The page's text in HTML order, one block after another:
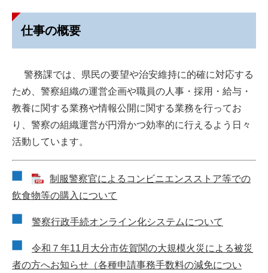
仕事の概要
警務課では、県民の要望や治安維持に的確に対応する
ため、警察組織の運営企画や職員の人事・採用・給与・
教養に関する業務や情報公開に関する業務を行ってお
り、警察の組織運営が円滑かつ効率的に行えるよう日々
活動しています。
制服警察官によるコンビニエンスストア等での
飲食物等の購入について
警察行政手続オンライン化システムについて
令和７年11月大分市佐賀関の大規模火災による被災
者の方へお知らせ（各種申請事務手数料の減免につい